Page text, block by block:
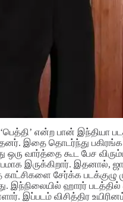
என்ற பான் இந்தியா
இதை தொடர்ந்து பகிரங்க
ஒரு வார்த்தை கூட பேச
இருக்கிறார். இதனால்,
சேர்க்க படக்குழு
இந்நிலையில் ஹாரர்
இப்படம் விசித்திர